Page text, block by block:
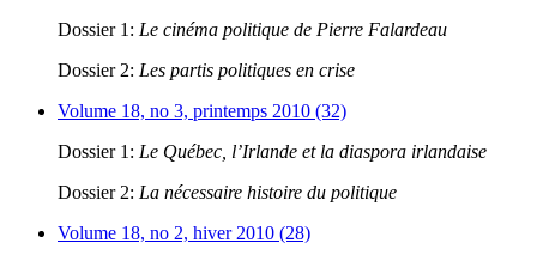
Dossier 1: Le cinéma politique de Pierre Falardeau
Dossier 2: Les partis politiques en crise
Volume 18, no 3, printemps 2010 (32)
Dossier 1: Le Québec, l’Irlande et la diaspora irlandaise
Dossier 2: La nécessaire histoire du politique
Volume 18, no 2, hiver 2010 (28)